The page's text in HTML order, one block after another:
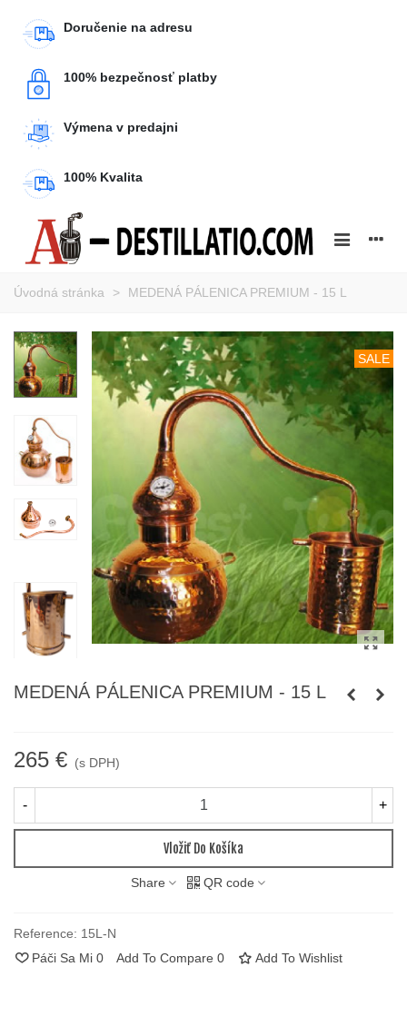
Doručenie na adresu
100% bezpečnosť platby
Výmena v predajni
100% Kvalita
Úvodná stránka > MEDENÁ PÁLENICA PREMIUM - 15 L
SALE
MEDENÁ PÁLENICA PREMIUM - 15 L
265 € (s DPH)
- +
Vložiť Do Košíka
Share QR code
Reference: 15L-N
Páči Sa Mi 0 Add To Compare 0 Add To Wishlist